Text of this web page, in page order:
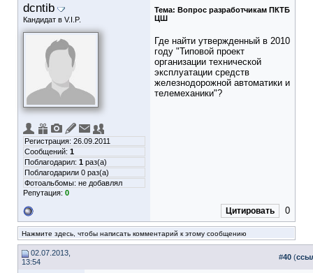
dcntib
Кандидат в V.I.P.
Регистрация: 26.09.2011
Сообщений: 1
Поблагодарил: 1 раз(а)
Поблагодарили 0 раз(а)
Фотоальбомы: не добавлял
Репутация: 0
Тема: Вопрос разработчикам ПКТБ
ЦШ
Где найти утвержденный в 2010
году "Типовой проект
организации технической
эксплуатации средств
железнодорожной автоматики и
телемеханики"?
Цитировать 0
Нажмите здесь, чтобы написать комментарий к этому сообщению
02.07.2013,
13:54
#40 (